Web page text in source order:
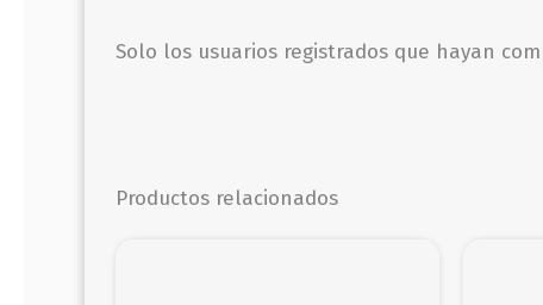
Solo los usuarios registrados que hayan
Productos relacionados